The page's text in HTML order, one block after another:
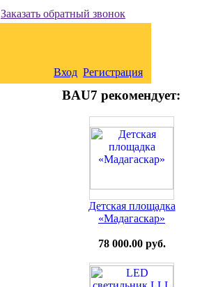
Заказать обратный звонок
Вход Регистрация
BAU7 рекомендует:
Детская площадка
«Мадагаскар»
78 000.00 руб.